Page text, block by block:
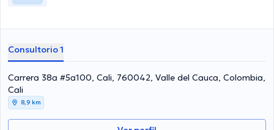
Consultorio 1
Carrera 38a #5a100, Cali, 760042, Valle del Cauca, Colombia,
Cali
8,9 km